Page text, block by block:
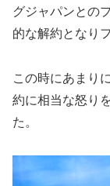
グジャパンとの
的な解約となり
この時にあまり
約に相当な怒り
た。